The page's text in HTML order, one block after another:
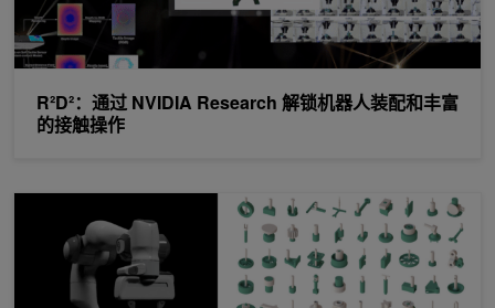
R²D²：通过 NVIDIA Research 解锁机器人装配和丰富
的接触操作
跨多种几何形状训练机器人装配技能从模拟到现实迁移